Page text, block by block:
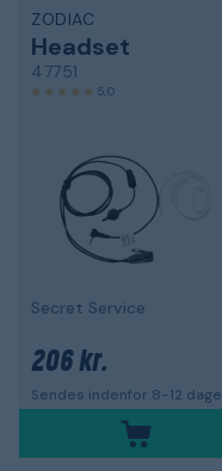
ZODIAC
Headset
47751
5,0
Secret Service
206 kr.
Sendes indenfor 8-12 dage